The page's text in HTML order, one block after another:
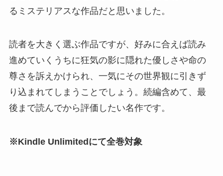
るミステリアスな作品だと思いました。
読者を大きく選ぶ作品ですが、好みに合えば読み
進めていくうちに狂気の影に隠れた優しさや命の
尊さを訴えかけられ、一気にその世界観に引きず
り込まれてしまうことでしょう。続編含めて、最
後まで読んでから評価したい名作です。
※Kindle Unlimitedにて全巻対象